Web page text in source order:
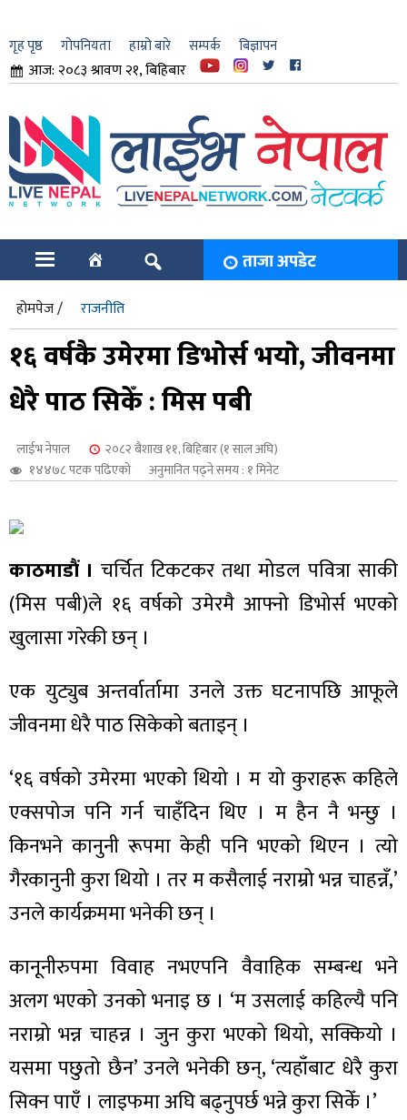
गृह पृष्ठ गोपनियता हाम्रो बारे सम्पर्क बिज्ञापन
आज: २०८३ श्रावण २१, बिहिबार
ताजा अपडेट
होमपेज / राजनीति
१६ वर्षकै उमेरमा डिभोर्स भयाे, जीवनमा
धेरै पाठ सिकेँ : मिस पबी
लाईभ नेपाल
२०८२ बैशाख ११, बिहिबार (१ साल अघि)
१४४७८ पटक पढिएको
अनुमानित पढ्ने समय : १ मिनेट
काठमाडौं । चर्चित टिकटकर तथा मोडल पवित्रा साकी
(मिस पबी)ले १६ वर्षको उमेरमै आफ्नो डिभोर्स भएको
खुलासा गरेकी छन् ।
एक युट्युब अन्तर्वार्तामा उनले उक्त घटनापछि आफूले
जीवनमा धेरै पाठ सिकेको बताइन् ।
‘१६ वर्षको उमेरमा भएको थियो । म यो कुराहरू कहिले
एक्सपोज पनि गर्न चाहँदिन थिए । म हैन नै भन्छु ।
किनभने कानुनी रूपमा केही पनि भएको थिएन । त्यो
गैरकानुनी कुरा थियो । तर म कसैलाई नराम्रो भन्न चाहन्नँ,’
उनले कार्यक्रममा भनेकी छन् ।
कानूनीरुपमा विवाह नभएपनि वैवाहिक सम्बन्ध भने
अलग भएको उनको भनाइ छ । ‘म उसलाई कहिल्यै पनि
नराम्रो भन्न चाहन्न । जुन कुरा भएको थियो, सक्कियो ।
यसमा पछुतो छैन’ उनले भनेकी छन्, ‘त्यहाँबाट धेरै कुरा
सिक्न पाएँ । लाइफमा अघि बढ्नुपर्छ भन्ने कुरा सिकेँ ।’